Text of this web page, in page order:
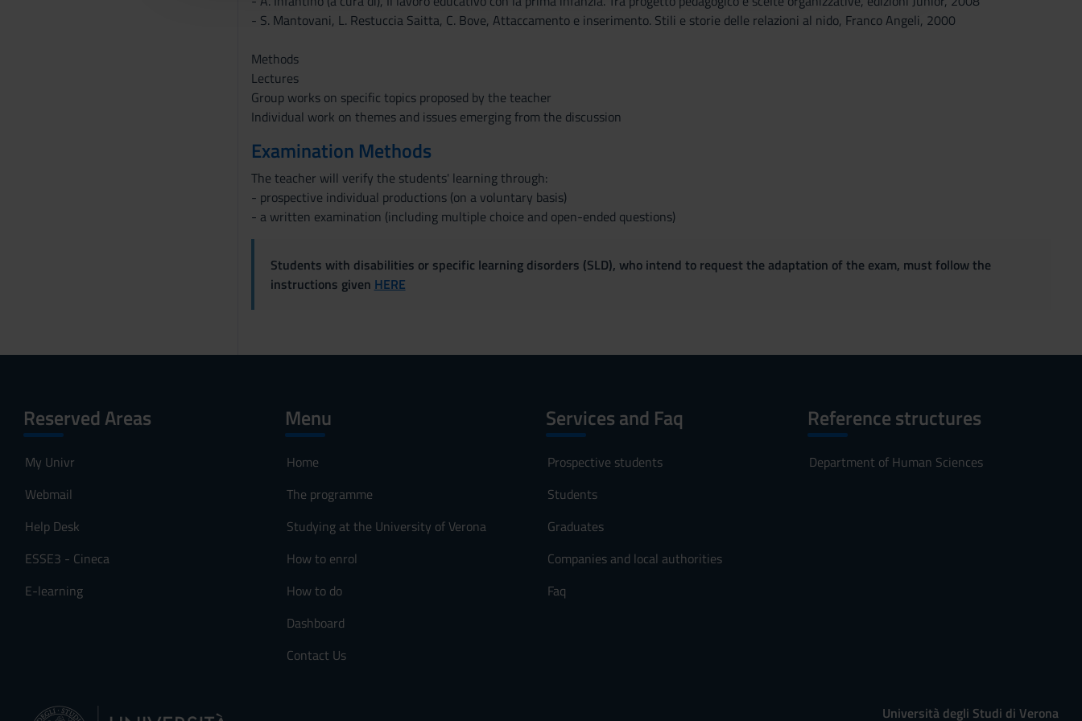
- S. Mantovani, L. Restuccia Saitta, C. Bove, Attaccamento e inserimento. Stili e storie delle relazioni al nido, Franco Angeli, 2000
Methods
Lectures
Group works on specific topics proposed by the teacher
Individual work on themes and issues emerging from the discussion
Examination Methods
The teacher will verify the students' learning through:
- prospective individual productions (on a voluntary basis)
- a written examination (including multiple choice and open-ended questions)
Students with disabilities or specific learning disorders (SLD), who intend to request the adaptation of the exam, must follow the
instructions given HERE
Reserved Areas
My Univr
Webmail
Help Desk
ESSE3 - Cineca
E-learning
Menu
Home
The programme
Studying at the University of Verona
How to enrol
How to do
Dashboard
Contact Us
Services and Faq
Prospective students
Students
Graduates
Companies and local authorities
Faq
Reference structures
Department of Human Sciences
Università degli Studi di Verona